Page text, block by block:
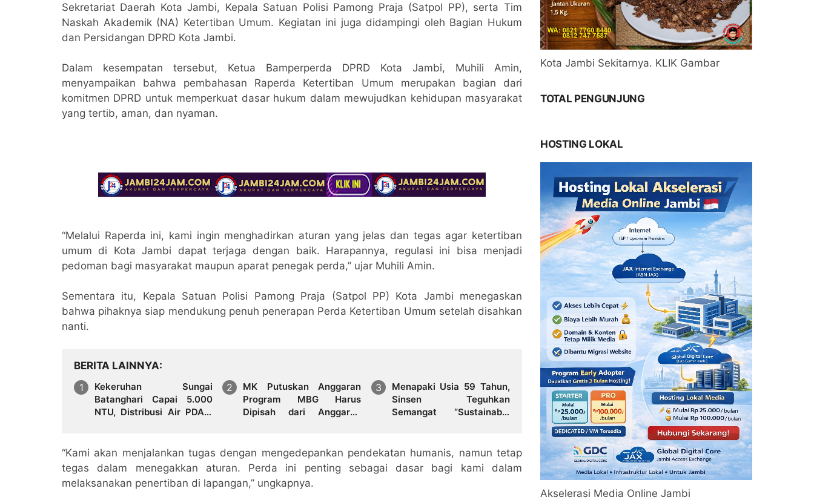
Sekretariat Daerah Kota Jambi, Kepala Satuan Polisi Pamong Praja (Satpol PP), serta Tim
Naskah Akademik (NA) Ketertiban Umum. Kegiatan ini juga didampingi oleh Bagian Hukum
dan Persidangan DPRD Kota Jambi.
Dalam kesempatan tersebut, Ketua Bamperperda DPRD Kota Jambi, Muhili Amin,
menyampaikan bahwa pembahasan Raperda Ketertiban Umum merupakan bagian dari
komitmen DPRD untuk memperkuat dasar hukum dalam mewujudkan kehidupan masyarakat
yang tertib, aman, dan nyaman.
“Melalui Raperda ini, kami ingin menghadirkan aturan yang jelas dan tegas agar ketertiban
umum di Kota Jambi dapat terjaga dengan baik. Harapannya, regulasi ini bisa menjadi
pedoman bagi masyarakat maupun aparat penegak perda,” ujar Muhili Amin.
Sementara itu, Kepala Satuan Polisi Pamong Praja (Satpol PP) Kota Jambi menegaskan
bahwa pihaknya siap mendukung penuh penerapan Perda Ketertiban Umum setelah disahkan
nanti.
BERITA LAINNYA
Kekeruhan Sungai
Batanghari Capai 5.000
NTU, Distribusi Air PDAM
MK Putuskan Anggaran
Program MBG Harus
Dipisah dari Anggaran
Menapaki Usia 59 Tahun,
Sinsen Teguhkan
Semangat “Sustainably
“Kami akan menjalankan tugas dengan mengedepankan pendekatan humanis, namun tetap
tegas dalam menegakkan aturan. Perda ini penting sebagai dasar bagi kami dalam
melaksanakan penertiban di lapangan,” ungkapnya.
Kota Jambi Sekitarnya. KLIK Gambar
TOTAL PENGUNJUNG
HOSTING LOKAL
Akselerasi Media Online Jambi